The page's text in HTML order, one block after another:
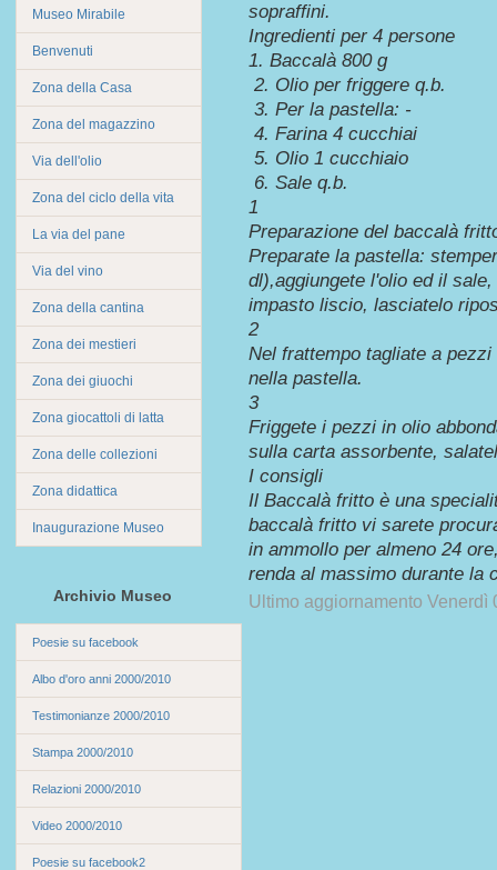
Museo Mirabile
Benvenuti
Zona della Casa
Zona del magazzino
Via dell'olio
Zona del ciclo della vita
La via del pane
Via del vino
Zona della cantina
Zona dei mestieri
Zona dei giuochi
Zona giocattoli di latta
Zona delle collezioni
Zona didattica
Inaugurazione Museo
Archivio Museo
Poesie su facebook
Albo d'oro anni 2000/2010
Testimonianze 2000/2010
Stampa 2000/2010
Relazioni 2000/2010
Video 2000/2010
Poesie su facebook2
sopraffini.
Ingredienti per 4 persone
1. Baccalà 800 g
2. Olio per friggere q.b.
3. Per la pastella: -
4. Farina 4 cucchiai
5. Olio 1 cucchiaio
6. Sale q.b.
1
Preparazione del baccalà
Preparate la pastella:
dl),aggiungete l'olio ed il
impasto liscio, lasciatelo
2
Nel frattempo tagliate a
nella pastella.
3
Friggete i pezzi in olio
sulla carta assorbente,
I consigli
Il Baccalà fritto è una
baccalà fritto vi sarete
in ammollo per almeno 24
renda al massimo durante la
Ultimo aggiornamento Venerdì